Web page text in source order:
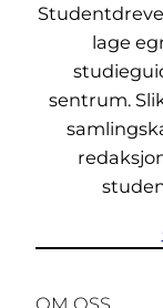
lage
sentrum.